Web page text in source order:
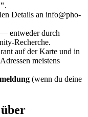
.
Details an info@pho-
entweder durch
Recherche.
auf der Karte und in
meistens
(wenn du deine